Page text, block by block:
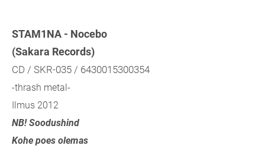
STAM1NA - Nocebo
(Sakara Records)
CD / SKR-035 / 6430015300354
-thrash metal-
Ilmus 2012
NB! Soodushind
Kohe poes olemas